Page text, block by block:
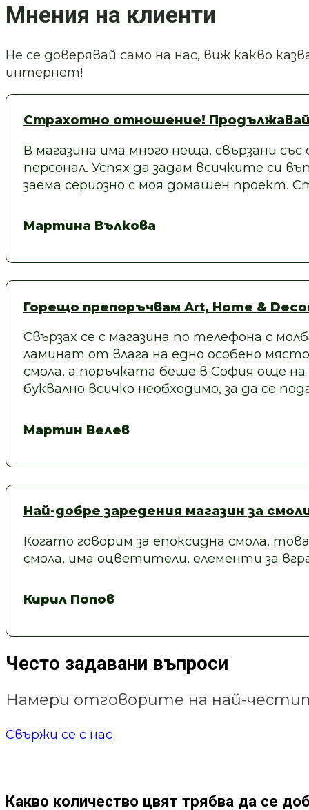
№
Мнения на клиенти
Не се доверявай само на нас, виж какво
интернет!
Страхотно отношение!
В магазина има много неща, свързани
персонал. Успях да задам всичките си
заема сериозно с моя домашен
Мартина Вълкова
Горещо препоръчвам Art, Home &
Свързах се с магазина по телефона с
ламинат от влага на едно особено
смола, а поръчката беше в София още
буквално всичко необходимо, за да се
Мартин Велев
Най-добре заредения магазин за
Когато говорим за епоксидна смола,
смола, има оцветители, елементи за
Кирил Попов
Често задавани въпроси
Намери отговорите на най-
Свържи се с нас
Какво количество цвят трябва да се